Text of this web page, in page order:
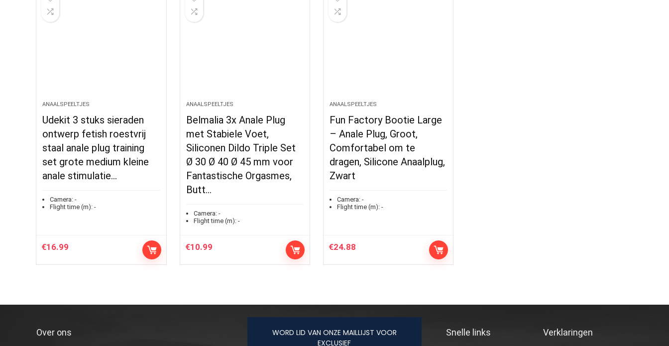
ANAALSPEELTJES
Udekit 3 stuks sieraden
ontwerp fetish roestvrij
staal anale plug training
set grote medium kleine
anale stimulatie…
Camera: -
Flight time (m): -
€16.99
ANAALSPEELTJES
Belmalia 3x Anale Plug
met Stabiele Voet,
Siliconen Dildo Triple Set
Ø 30 Ø 40 Ø 45 mm voor
Fantastische Orgasmes,
Butt…
Camera:-
Flight time (m):-
€10.99
ANAALSPEELTJES
Fun Factory Bootie Large
– Anale Plug, Groot,
Comfortabel om te
dragen, Silicone Anaalplug,
Zwart
Camera: -
Flight time (m): -
€24.88
Over ons
WORD LID VAN ONZE MAILLIJST VOOR
EXCLUSIEF
Snelle links Verklaringen